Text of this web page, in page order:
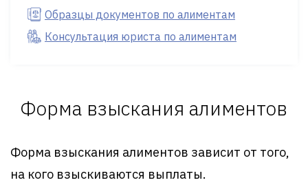
Образцы документов по алиментам
Консультация юриста по алиментам
Форма взыскания алиментов
Форма взыскания алиментов зависит от того,
на кого взыскиваются выплаты.